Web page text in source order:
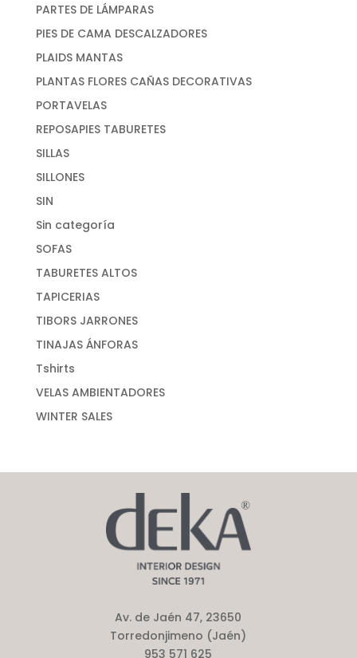
PARTES DE LÁMPARAS
PIES DE CAMA DESCALZADORES
PLAIDS MANTAS
PLANTAS FLORES CAÑAS DECORATIVAS
PORTAVELAS
REPOSAPIES TABURETES
SILLAS
SILLONES
SIN
Sin categoría
SOFAS
TABURETES ALTOS
TAPICERIAS
TIBORS JARRONES
TINAJAS ÁNFORAS
Tshirts
VELAS AMBIENTADORES
WINTER SALES
Av. de Jaén 47, 23650
Torredonjimeno (Jaén)
953 571 625